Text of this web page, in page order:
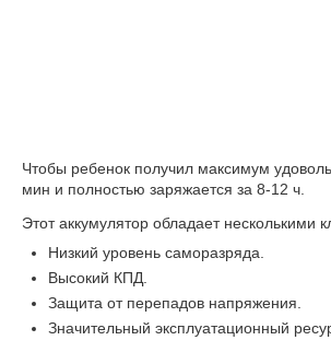
Чтобы ребенок получил максимум
мин и полностью заряжается за 8-12 ч.
Этот аккумулятор обладает
Низкий уровень саморазряда.
Высокий КПД.
Защита от перепадов напряжения.
Значительный эксплуатационный